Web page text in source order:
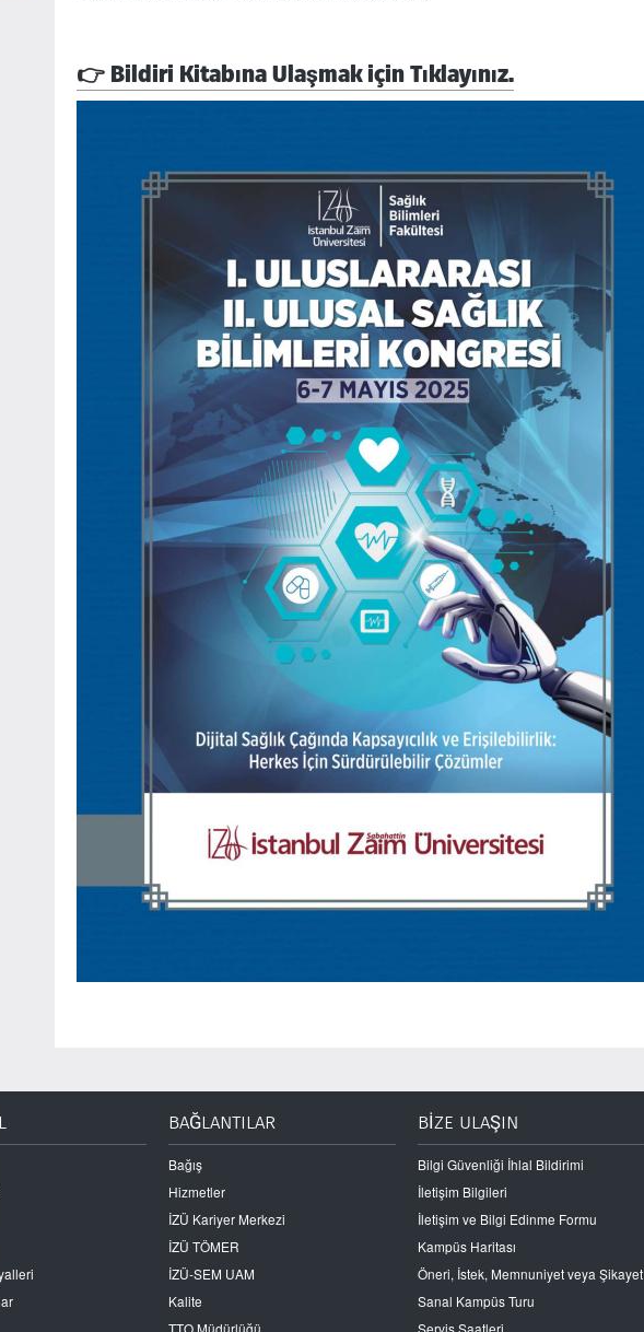
👉 Bildiri Kitabına Ulaşmak için Tıklayınız.
BAĞLANTILAR
Bağış
Hizmetler
İZÜ Kariyer Merkezi
İZÜ TÖMER
İZÜ-SEM UAM
Kalite
BİZE ULAŞIN
Bilgi Güvenliği İhlal Bildirimi
İletişim Bilgileri
İletişim ve Bilgi Edinme Formu
Kampüs Haritası
Öneri, İstek, Memnuniyet veya Şikayet
Sanal Kampüs Turu